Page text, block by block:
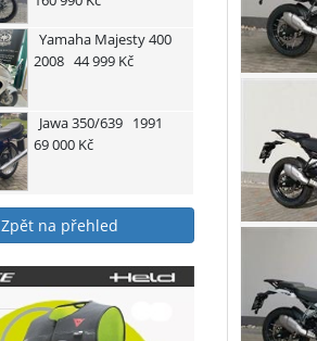
YamahaMajesty 400
2008 44 999 Kč
Jawa350/639 1991
69 000 Kč
Zpět na přehled